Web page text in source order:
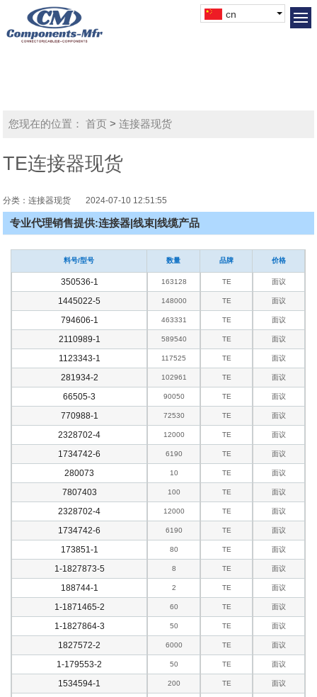
cn
您现在的位置： 首页 >连接器现货
TE连接器现货
分类：连接器现货2024-07-10 12:51:55
专业代理销售提供:连接器|线束|线缆产品
料号/型号 数量 品牌 价格
350536-1 163128 TE 面议
1445022-5 148000 TE 面议
794606-1 463331 TE 面议
2110989-1 589540 TE 面议
1123343-1 117525 TE 面议
281934-2 102961 TE 面议
66505-3 90050 TE 面议
770988-1 72530 TE 面议
2328702-4 12000 TE 面议
1734742-6 6190 TE 面议
280073 10 TE 面议
7807403 100 TE 面议
2328702-4 12000 TE 面议
1734742-6 6190 TE 面议
173851-1 80 TE 面议
1-1827873-5 8 TE 面议
188744-1 2 TE 面议
1-1871465-2 60 TE 面议
1-1827864-3 50 TE 面议
1827572-2 6000 TE 面议
1-179553-2 50 TE 面议
1534594-1 200 TE 面议